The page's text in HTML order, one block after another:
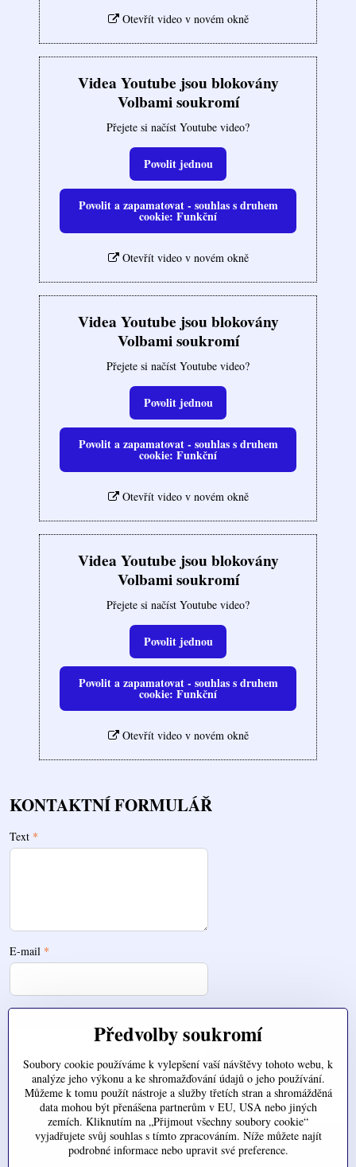
Otevřít video v novém okně
Videa Youtube jsou blokovány
Volbami soukromí
Přejete si načíst Youtube video?
Povolit jednou
Povolit a zapamatovat - souhlas s druhem
cookie: Funkční
Otevřít video v novém okně
Videa Youtube jsou blokovány
Volbami soukromí
Přejete si načíst Youtube video?
Povolit jednou
Povolit a zapamatovat - souhlas s druhem
cookie: Funkční
Otevřít video v novém okně
Videa Youtube jsou blokovány
Volbami soukromí
Přejete si načíst Youtube video?
Povolit jednou
Povolit a zapamatovat - souhlas s druhem
cookie: Funkční
Otevřít video v novém okně
KONTAKTNÍ FORMULÁŘ
Text *
E-mail *
Zde nahrajte váš soubor
Předvolby soukromí
Soubory cookie používáme k vylepšení vaší návštěvy tohoto webu, k
analýze jeho výkonu a ke shromažďování údajů o jeho používání.
Můžeme k tomu použít nástroje a služby třetích stran a shromážděná
data mohou být přenášena partnerům v EU, USA nebo jiných
zemích. Kliknutím na „Přijmout všechny soubory cookie“
vyjadřujete svůj souhlas s tímto zpracováním. Níže můžete najít
podrobné informace nebo upravit své preference.